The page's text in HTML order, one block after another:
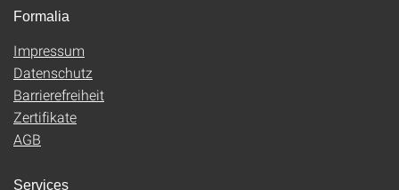
Formalia
Impressum
Datenschutz
Barrierefreiheit
Zertifikate
AGB
Services